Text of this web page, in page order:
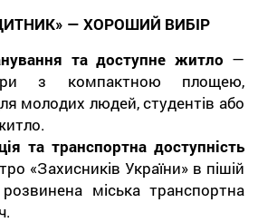
— ХОРОШИЙ ВИБІР
та доступне житло —
з компактною площею,
молодих людей, студентів або
та транспортна доступність
«Захисників України» в пішій
розвинена міська транспортна